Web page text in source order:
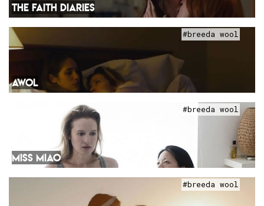
THE FAITH DIARIES
#breeda wool
AWOL
#breeda wool
MISS MIAO
#breeda wool